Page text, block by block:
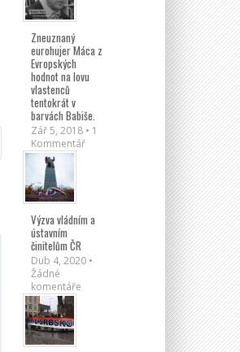
Zneuznaný
eurohujer Máca z
Evropských
hodnot na lovu
vlastenců
tentokrát v
barvách Babiše.
Zář 5, 2018 • 1
Kommentář
Výzva vládním a
ústavním
činitelům ČR
Dub 4, 2020 •
Žádné
komentáře